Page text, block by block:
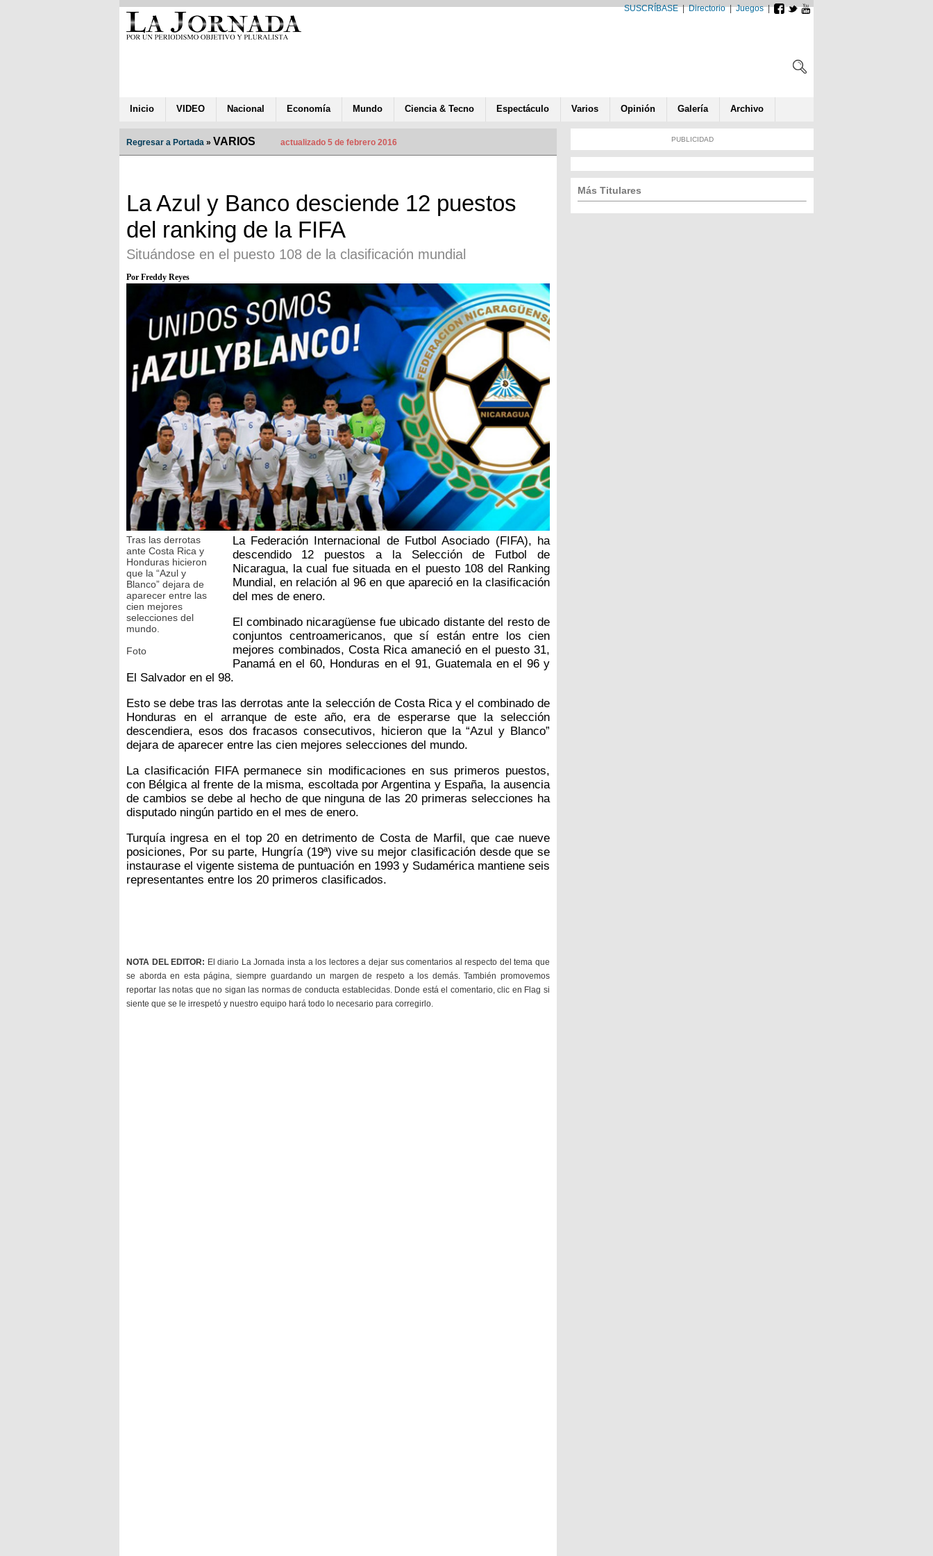
SUSCRÍBASE|Directorio|Juegos|
Inicio VIDEO Nacional Economía Mundo Ciencia & Tecno Espectáculo Varios Opinión Galería Archivo
Regresar a Portada » VARIOS actualizado 5 de febrero 2016
La Azul y Banco desciende 12 puestos
del ranking de la FIFA
Situándose en el puesto 108 de la clasificación mundial
Por Freddy Reyes
Tras las derrotas
ante Costa Rica y
Honduras hicieron
que la “Azul y
Blanco” dejara de
aparecer entre las
cien mejores
selecciones del
mundo.
Foto
La Federación Internacional de Futbol Asociado (FIFA), ha
descendido 12 puestos a la Selección de Futbol de
Nicaragua, la cual fue situada en el puesto 108 del Ranking
Mundial, en relación al 96 en que apareció en la clasificación
del mes de enero.
El combinado nicaragüense fue ubicado distante del resto de
conjuntos centroamericanos, que sí están entre los cien
mejores combinados, Costa Rica amaneció en el puesto 31,
Panamá en el 60, Honduras en el 91, Guatemala en el 96 y
El Salvador en el 98.
Esto se debe tras las derrotas ante la selección de Costa Rica y el combinado de
Honduras en el arranque de este año, era de esperarse que la selección
descendiera, esos dos fracasos consecutivos, hicieron que la “Azul y Blanco”
dejara de aparecer entre las cien mejores selecciones del mundo.
La clasificación FIFA permanece sin modificaciones en sus primeros puestos,
con Bélgica al frente de la misma, escoltada por Argentina y España, la ausencia
de cambios se debe al hecho de que ninguna de las 20 primeras selecciones ha
disputado ningún partido en el mes de enero.
Turquía ingresa en el top 20 en detrimento de Costa de Marfil, que cae nueve
posiciones, Por su parte, Hungría (19ª) vive su mejor clasificación desde que se
instaurase el vigente sistema de puntuación en 1993 y Sudamérica mantiene seis
representantes entre los 20 primeros clasificados.
NOTA DEL EDITOR: El diario La Jornada insta a los lectores a dejar sus comentarios al respecto del tema que
se aborda en esta página, siempre guardando un margen de respeto a los demás. También promovemos
reportar las notas que no sigan las normas de conducta establecidas. Donde está el comentario, clic en Flag si
siente que se le irrespetó y nuestro equipo hará todo lo necesario para corregirlo.
PUBLICIDAD
Más Titulares